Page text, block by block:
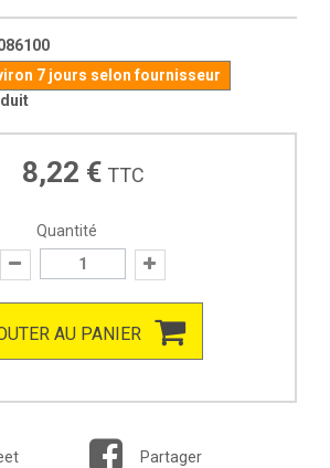
7 jours selon fournisseur
8,22 € TTC
Quantité
AU PANIER
Partager